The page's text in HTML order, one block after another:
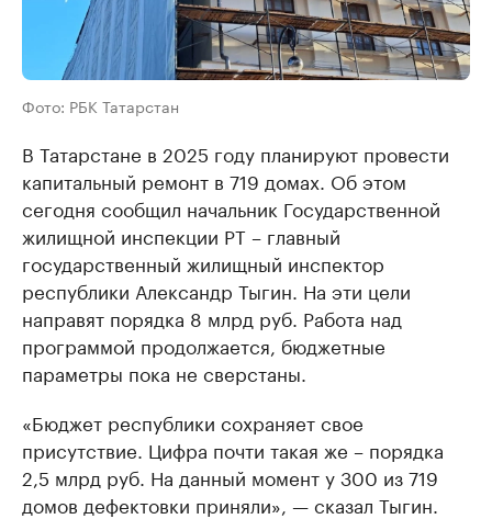
Фото: РБК Татарстан
В Татарстане в 2025 году планируют провести
капитальный ремонт в 719 домах. Об этом
сегодня сообщил начальник Государственной
жилищной инспекции РТ – главный
государственный жилищный инспектор
республики Александр Тыгин. На эти цели
направят порядка 8 млрд руб. Работа над
программой продолжается, бюджетные
параметры пока не сверстаны.
«Бюджет республики сохраняет свое
присутствие. Цифра почти такая же – порядка
2,5 млрд руб. На данный момент у 300 из 719
домов дефектовки приняли», — сказал Тыгин.